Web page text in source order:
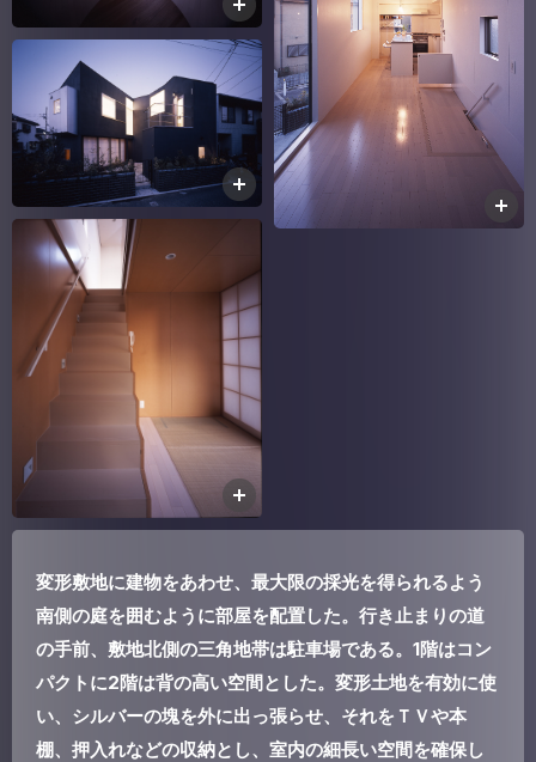
変形敷地に建物をあわせ、最大限の採光を得られるよう
南側の庭を囲むように部屋を配置した。行き止まりの道
の手前、敷地北側の三角地帯は駐車場である。1階はコン
パクトに2階は背の高い空間とした。変形土地を有効に使
い、シルバーの塊を外に出っ張らせ、それをＴＶや本
棚、押入れなどの収納とし、室内の細長い空間を確保し